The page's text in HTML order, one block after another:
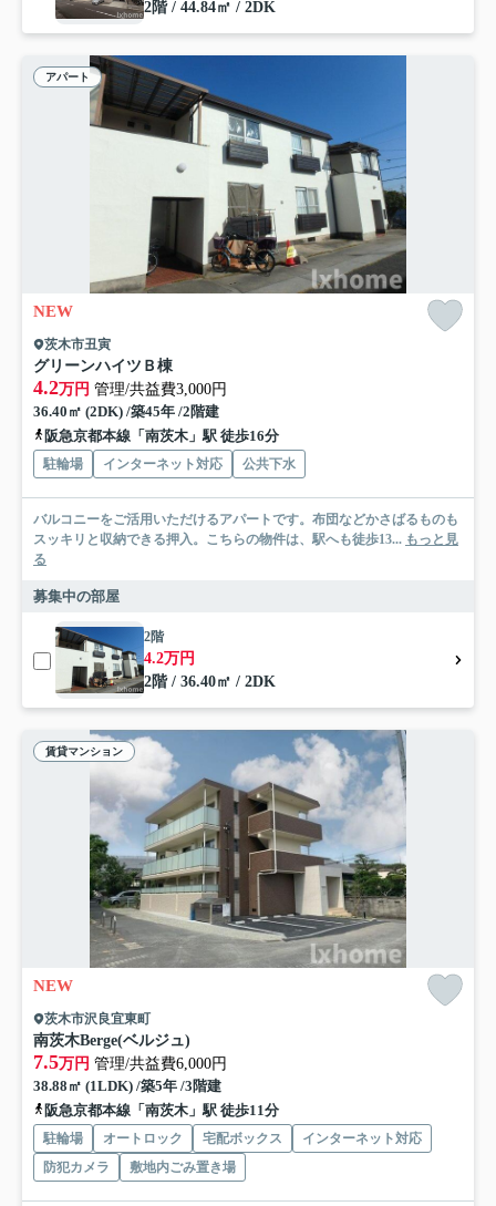
2階 / 44.84㎡ / 2DK
アパート
NEW
茨木市丑寅
グリーンハイツＢ棟
4.2万円 管理/共益費3,000円
36.40㎡ (2DK) /築45年 /2階建
阪急京都本線「南茨木」駅 徒歩16分
駐輪場 インターネット対応 公共下水
バルコニーをご活用いただけるアパートです。布団などかさばるものも
スッキリと収納できる押入。こちらの物件は、駅へも徒歩13... もっと見
る
募集中の部屋
2階
4.2万円
2階 / 36.40㎡ / 2DK
賃貸マンション
NEW
茨木市沢良宜東町
南茨木Berge(ベルジュ)
7.5万円 管理/共益費6,000円
38.88㎡ (1LDK) /築5年 /3階建
阪急京都本線「南茨木」駅 徒歩11分
駐輪場 オートロック 宅配ボックス
インターネット対応
防犯カメラ
敷地内ごみ置き場